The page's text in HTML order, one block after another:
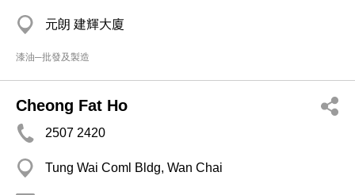
元朗 建輝大廈
漆油─批發及製造
Cheong Fat Ho
2507 2420
Tung Wai Coml Bldg, Wan Chai